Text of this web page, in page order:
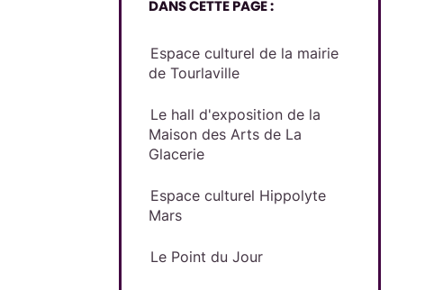
DANS CETTE PAGE :
Espace culturel de la mairie
de Tourlaville
Le hall d'exposition de la
Maison des Arts de La
Glacerie
Espace culturel Hippolyte
Mars
Le Point du Jour